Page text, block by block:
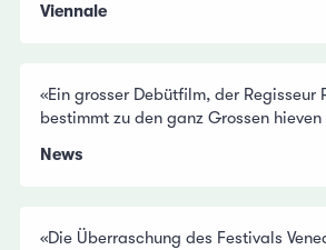
Viennale
«Ein grosser Debütfilm, der Regisseur
bestimmt zu den ganz Grossen
News
«Die Überraschung des Festivals